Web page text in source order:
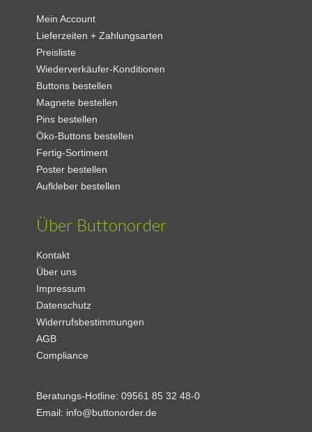
Mein Account
Lieferzeiten + Zahlungsarten
Preisliste
Wiederverkäufer-Konditionen
Buttons bestellen
Magnete bestellen
Pins bestellen
Öko-Buttons bestellen
Fertig-Sortiment
Poster bestellen
Aufkleber bestellen
Über Buttonorder
Kontakt
Über uns
Impressum
Datenschutz
Widerrufsbestimmungen
AGB
Compliance
Beratungs-Hotline:09561 85 32 48-0
Email: info@buttonorder.de